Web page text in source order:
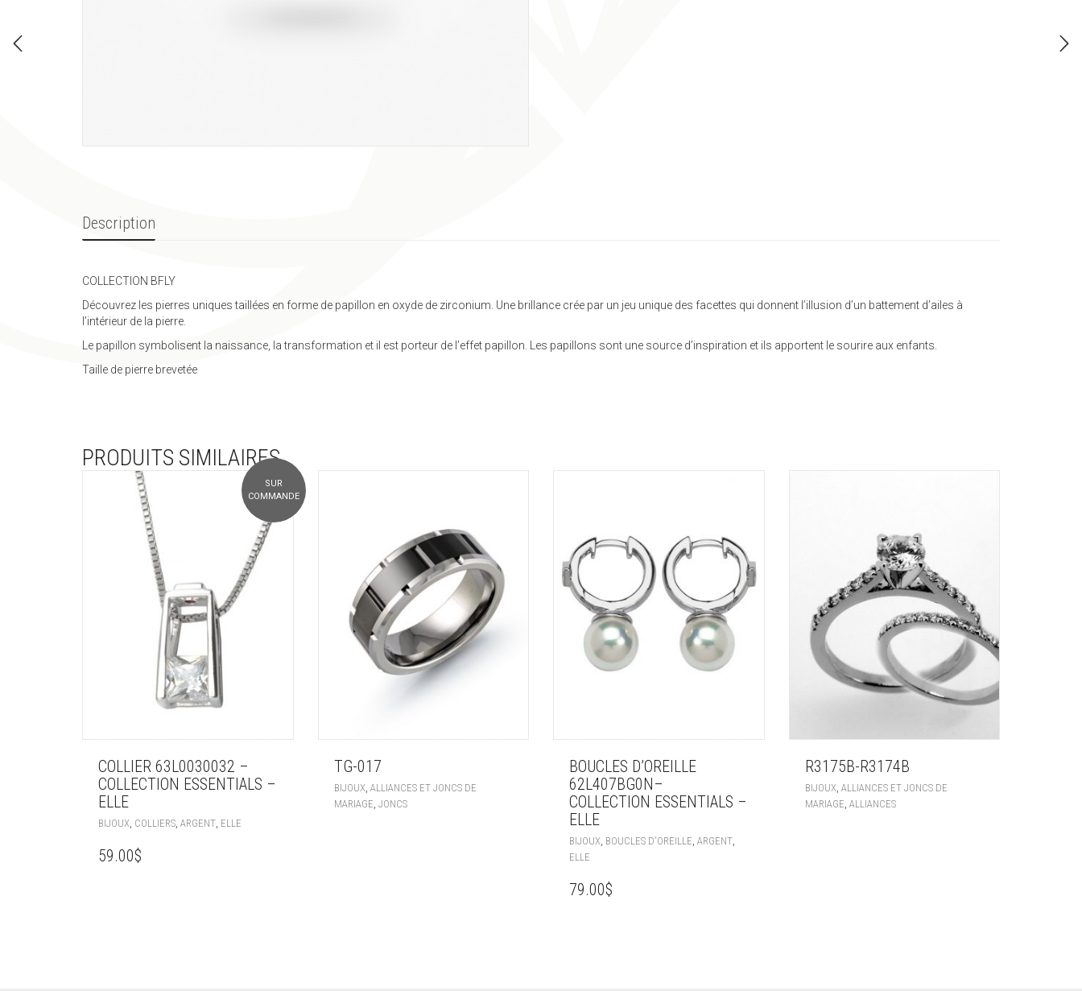
Description
COLLECTION BFLY
Découvrez les pierres uniques taillées en forme de papillon en oxyde de zirconium. Une brillance crée par un jeu unique des facettes qui donnent l’illusion d’un battement d’ailes à
l’intérieur de la pierre.
Le papillon symbolisent la naissance, la transformation et il est porteur de l’effet papillon. Les papillons sont une source d’inspiration et ils apportent le sourire aux enfants.
Taille de pierre brevetée
PRODUITS SIMILAIRES
SUR
COMMANDE
COLLIER 63L0030032 –
COLLECTION ESSENTIALS –
ELLE
BIJOUX COLLIERS ARGENT ELLE
59.00$
TG-017
BIJOUX ALLIANCES ET JONCS DE
MARIAGE JONCS
BOUCLES D’OREILLE
62L407BG0N–
COLLECTION ESSENTIALS –
ELLE
BIJOUX BOUCLES D'OREILLE ARGENT
ELLE
79.00$
R3175B-R3174B
BIJOUX ALLIANCES ET JONCS DE
MARIAGE ALLIANCES